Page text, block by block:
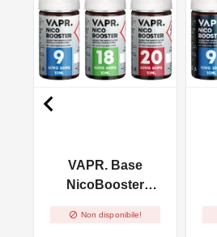
VAPR. Base
NicoBooster
 Non disponibile!
